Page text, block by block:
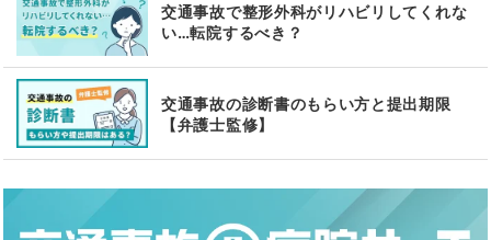
交通事故で整形外科がリハビリしてくれな
い…転院するべき？
交通事故の診断書のもらい方と提出期限
【弁護士監修】